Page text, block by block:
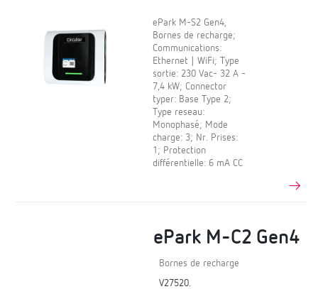
ePark M-S2 Gen4,
Bornes de recharge;
Communications:
Ethernet | WiFi; Type
sortie: 230 Vac- 32 A -
7,4 kW; Connector
typer: Base Type 2;
Type reseau:
Monophasé; Mode
charge: 3; Nr. Prises:
1; Protection
différentielle: 6 mA CC
ePark M-C2 Gen4
Bornes de recharge
V27520.